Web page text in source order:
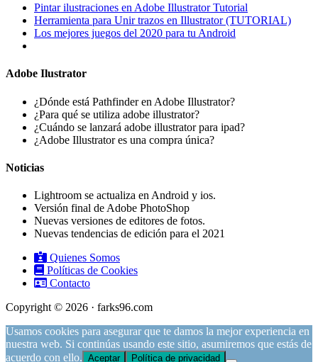
Pintar ilustraciones en Adobe Illustrator Tutorial
Herramienta para Unir trazos en Illustrator (TUTORIAL)
Los mejores juegos del 2020 para tu Android
Adobe Ilustrator
¿Dónde está Pathfinder en Adobe Illustrator?
¿Para qué se utiliza adobe illustrator?
¿Cuándo se lanzará adobe illustrator para ipad?
¿Adobe Illustrator es una compra única?
Noticias
Lightroom se actualiza en Android y ios.
Versión final de Adobe PhotoShop
Nuevas versiones de editores de fotos.
Nuevas tendencias de edición para el 2021
Quienes Somos
Políticas de Cookies
Contacto
Copyright © 2026 · farks96.com
Usamos cookies para asegurar que te damos la mejor experiencia en
nuestra web. Si continúas usando este sitio, asumiremos que estás de
acuerdo con ello. Aceptar Política de privacidad